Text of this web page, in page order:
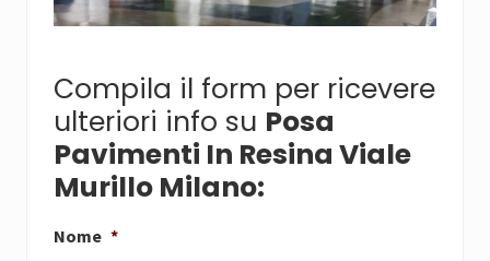
Compila il form per ricevere
ulteriori info su Posa
Pavimenti In Resina Viale
Murillo Milano:
Nome *